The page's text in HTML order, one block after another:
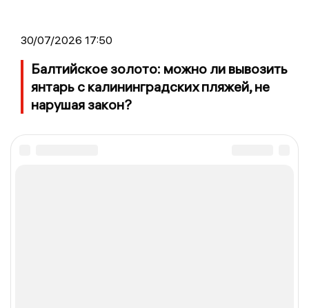
30/07/2026 17:50
Балтийское золото: можно ли вывозить
янтарь с калининградских пляжей, не
нарушая закон?